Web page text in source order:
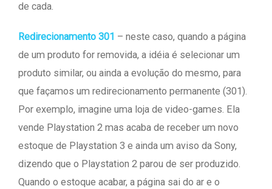
de cada.
Redirecionamento 301 – neste caso, quando a página
de um produto for removida, a idéia é selecionar um
produto similar, ou ainda a evolução do mesmo, para
que façamos um redirecionamento permanente (301).
Por exemplo, imagine uma loja de video-games. Ela
vende Playstation 2 mas acaba de receber um novo
estoque de Playstation 3 e ainda um aviso da Sony,
dizendo que o Playstation 2 parou de ser produzido.
Quando o estoque acabar, a página sai do ar e o